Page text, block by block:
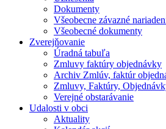
Dokumenty
Všeobecne závazné
Všeobecné dokumenty
Zverejňovanie
Úradná tabuľa
Zmluvy faktúry objednávky
Archiv Zmlúv, faktúr
Zmluvy, Faktúry,
Verejné obstarávanie
Udalosti v obci
Aktuality